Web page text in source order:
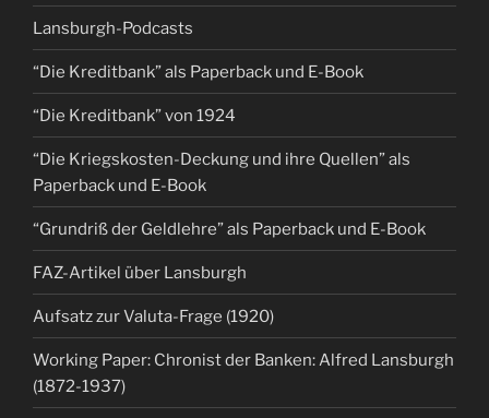
Lansburgh-Podcasts
“Die Kreditbank” als Paperback und E-Book
“Die Kreditbank” von 1924
“Die Kriegskosten-Deckung und ihre Quellen” als
Paperback und E-Book
“Grundriß der Geldlehre” als Paperback und E-Book
FAZ-Artikel über Lansburgh
Aufsatz zur Valuta-Frage (1920)
Working Paper: Chronist der Banken: Alfred Lansburgh
(1872-1937)